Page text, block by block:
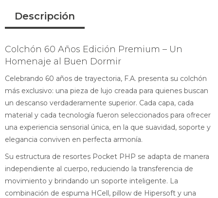
Descripción
Colchón 60 Años Edición Premium – Un
Homenaje al Buen Dormir
Celebrando 60 años de trayectoria, F.A. presenta su colchón
más exclusivo: una pieza de lujo creada para quienes buscan
un descanso verdaderamente superior. Cada capa, cada
material y cada tecnología fueron seleccionados para ofrecer
una experiencia sensorial única, en la que suavidad, soporte y
elegancia conviven en perfecta armonía.
Su estructura de resortes Pocket PHP se adapta de manera
independiente al cuerpo, reduciendo la transferencia de
movimiento y brindando un soporte inteligente. La
combinación de espuma HCell, pillow de Hipersoft y una